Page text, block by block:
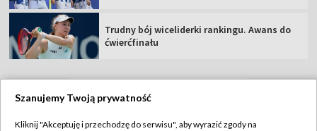
Trudny bój wiceliderki rankingu. Awans do
ćwierćfinału
Szanujemy Twoją prywatność
Kliknij "Akceptuję i przechodzę do serwisu", aby wyrazić zgody na